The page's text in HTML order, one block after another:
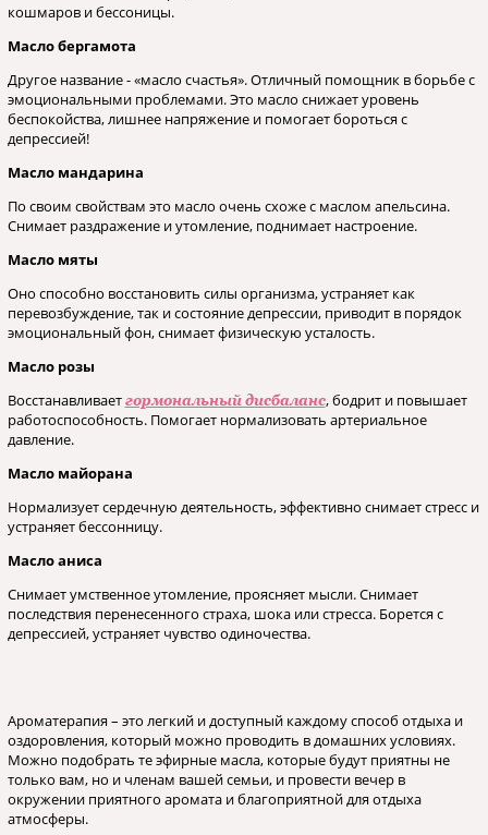
кошмаров и бессоницы.
Масло бергамота
Другое название - «масло счастья». Отличный помощник в борьбе с
эмоциональными проблемами. Это масло снижает уровень
беспокойства, лишнее напряжение и помогает бороться с
депрессией!
Масло мандарина
По своим свойствам это масло очень схоже с маслом апельсина.
Снимает раздражение и утомление, поднимает настроение.
Масло мяты
Оно способно восстановить силы организма, устраняет как
перевозбуждение, так и состояние депрессии, приводит в порядок
эмоциональный фон, снимает физическую усталость.
Масло розы
Восстанавливаетгормональный дисбаланс, бодрит и повышает
работоспособность. Помогает нормализовать артериальное
давление.
Масло майорана
Нормализует сердечную деятельность, эффективно снимает стресс и
устраняет бессонницу.
Масло аниса
Снимает умственное утомление, проясняет мысли. Снимает
последствия перенесенного страха, шока или стресса. Борется с
депрессией, устраняет чувство одиночества.
Ароматерапия – это легкий и доступный каждому способ отдыха и
оздоровления, который можно проводить в домашних условиях.
Можно подобрать те эфирные масла, которые будут приятны не
только вам, но и членам вашей семьи, и провести вечер в
окружении приятного аромата и благоприятной для отдыха
атмосферы.